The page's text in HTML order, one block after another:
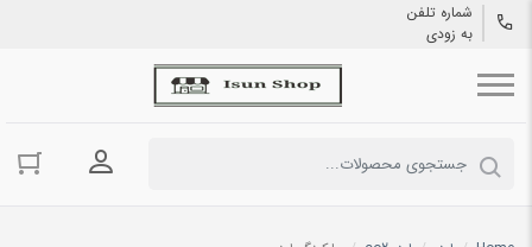
شماره تلفن
به زودی
ورود به